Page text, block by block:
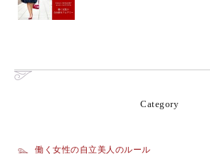
Category
働く女性の自立美人のルール